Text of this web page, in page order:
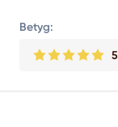
Betyg:
5